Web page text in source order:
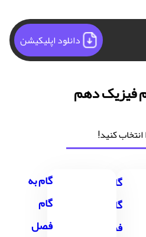
دانلود اپلیکیشن
فیزیک دهم
انتخاب کنید!
گام به
گام
گام به
گام
فصل